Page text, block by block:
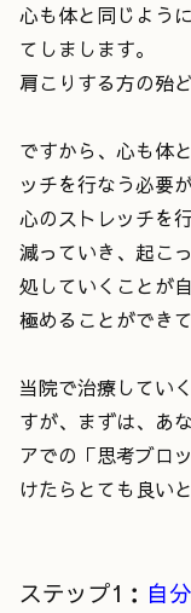
心も体と同じよう
てしまします。
肩こりする方の殆
ですから、心も体
ッチを行なう必要
心のストレッチを
減っていき、起こ
処していくことが
極めることができ
当院で治療してい
すが、まずは、あ
アでの「思考ブロ
けたらとても良い
ステップ1： 自